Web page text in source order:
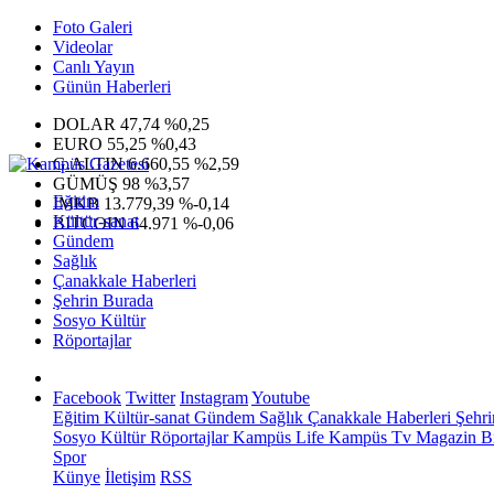
Foto Galeri
Videolar
Canlı Yayın
Günün Haberleri
DOLAR 47,74 %0,25
EURO 55,25 %0,43
G.ALTIN6.660,55 %2,59
GÜMÜŞ 98 %3,57
IMKB 13.779,39 %-0,14
BITCOIN64.971 %-0,06
Eğitim
Kültür-sanat
Gündem
Sağlık
Çanakkale Haberleri
Şehrin Burada
Sosyo Kültür
Röportajlar
Facebook Twitter InstagramYoutube
Eğitim Kültür-sanat Gündem Sağlık Çanakkale Haberleri
Sosyo KültürRöportajlarKampüs Life Kampüs Tv Magazin
Spor
Künye İletişim RSS